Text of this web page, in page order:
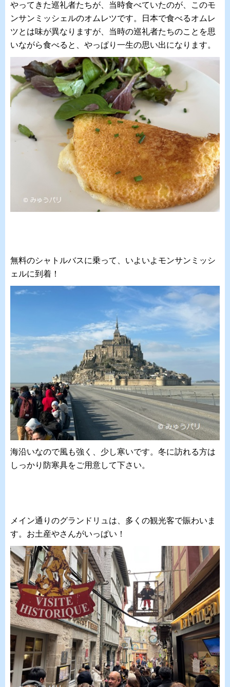
やってきた巡礼者たちが、当時食べていたのが、このモ
ンサンミッシェルのオムレツです。日本で食べるオムレ
ツとは味が異なりますが、当時の巡礼者たちのことを思
いながら食べると、やっぱり一生の思い出になります。
無料のシャトルバスに乗って、いよいよモンサンミッシ
ェルに到着！
海沿いなので風も強く、少し寒いです。冬に訪れる方は
しっかり防寒具をご用意して下さい。
メイン通りのグランドリュは、多くの観光客で賑わいま
す。お土産やさんがいっぱい！